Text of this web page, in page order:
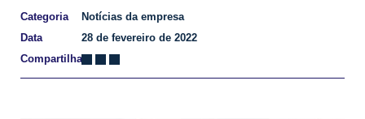
Categoria
Notícias da empresa
Data
28 de fevereiro de 2022
Compartilhar